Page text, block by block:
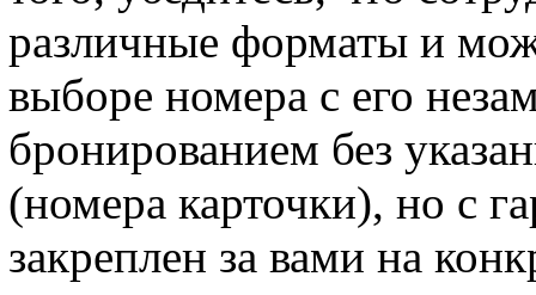
различные форматы и
выборе номера с его
бронированием без
(номера карточки), но с
закреплен за вами на